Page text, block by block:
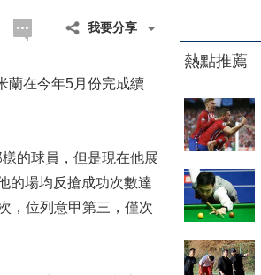
我要分享
在今年5月份完成續
的球員，但是現在他展
的場均反搶成功次數達
，位列意甲第三，僅次
熱點推薦